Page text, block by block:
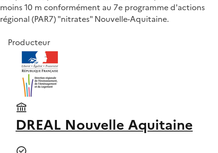
moins 10 m conformément au 7e programme d'actions
régional (PAR7) "nitrates" Nouvelle-Aquitaine.
Producteur
DREAL Nouvelle Aquitaine